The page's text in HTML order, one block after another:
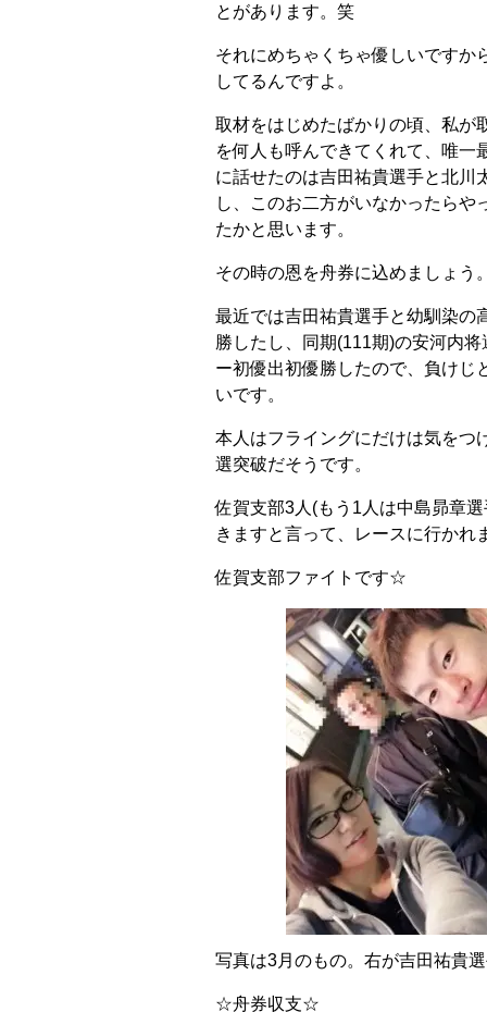
とがあります。笑
それにめちゃくちゃ優しいですか
してるんですよ。
取材をはじめたばかりの頃、私が
を何人も呼んできてくれて、唯一
に話せたのは吉田祐貴選手と北川
し、このお二方がいなかったらや
たかと思います。
その時の恩を舟券に込めましょう
最近では吉田祐貴選手と幼馴染の
勝したし、同期(111期)の安河内将
ー初優出初優勝したので、負けじ
いです。
本人はフライングにだけは気をつ
選突破だそうです。
佐賀支部3人(もう1人は中島昴章
きますと言って、レースに行かれ
佐賀支部ファイトです☆
写真は3月のもの。右が吉田祐貴
☆舟券収支☆